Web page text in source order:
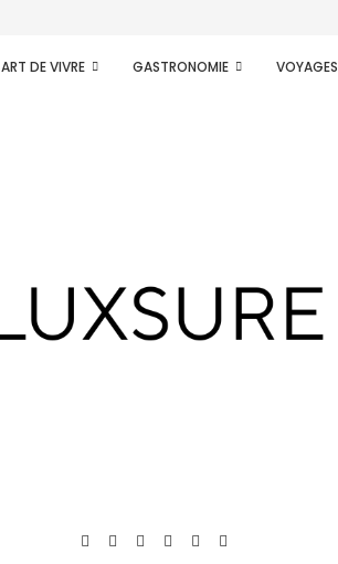
ART DE VIVRE GASTRONOMIE VOYAGES